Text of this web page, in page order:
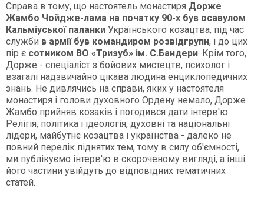
Справа в тому, що настоятель монастиря Дорже
Жамбо Чойдже-лама на початку 90-х був осавулом
Кальміуської паланки Українського козацтва, під час
служби в армії був командиром розвідгрупи, і до цих
пір є сотником ВО «Тризуб» ім. С.Бандери. Крім того,
Дорже - спеціаліст з бойових мистецтв, психолог і
взагалі надзвичайно цікава людина енциклопедичних
знань. Не дивлячись на справи, яких у настоятеля
монастиря і голови духовного Ордену немало, Дорже
Жамбо прийняв козаків і погодився дати інтерв'ю.
Релігія, політика і ідеологія, духовні та національні
лідери, майбутнє козацтва і українства - далеко не
повний перелік піднятих тем, тому в силу об'ємності,
ми публікуємо інтерв'ю в скороченому вигляді, а інші
його частини увійдуть до відповідних тематичних
статей.